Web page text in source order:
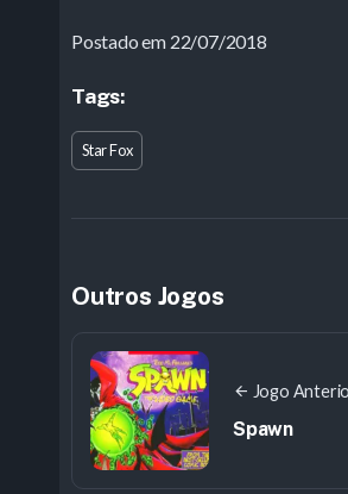
Postado em 22/07/2018
Tags:
Star Fox
Outros Jogos
Jogo
Spawn